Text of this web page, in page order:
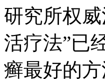
研究所权
活疗法”已
癣最好的